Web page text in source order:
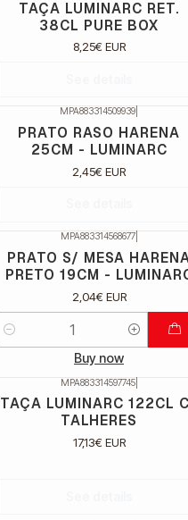
TAÇA LUMINARC RET.
38CL PURE BOX
8,25€ EUR
MPA883314509939
PRATO RASO HARENA
25CM - LUMINARC
2,45€ EUR
MPA883314568677|
PRATO S/ MESA
PRETO 19CM -
2,04€ EUR
Quantidade
Buy now
MPA883314597745|
TAÇA LUMINARC 122CL
TALHERES
17,13€ EUR